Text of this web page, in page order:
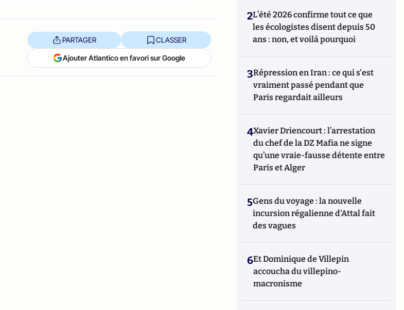
PARTAGER CLASSER
Ajouter Atlantico en favori sur Google
2L’été 2026 confirme tout ce que
les écologistes disent depuis 50
ans : non, et voilà pourquoi
3Répression en Iran : ce qui s'est
vraiment passé pendant que
Paris regardait ailleurs
4Xavier Driencourt : l’arrestation
du chef de la DZ Mafia ne signe
qu’une vraie-fausse détente entre
Paris et Alger
5Gens du voyage : la nouvelle
incursion régalienne d'Attal fait
des vagues
6Et Dominique de Villepin
accoucha du villepino-
macronisme